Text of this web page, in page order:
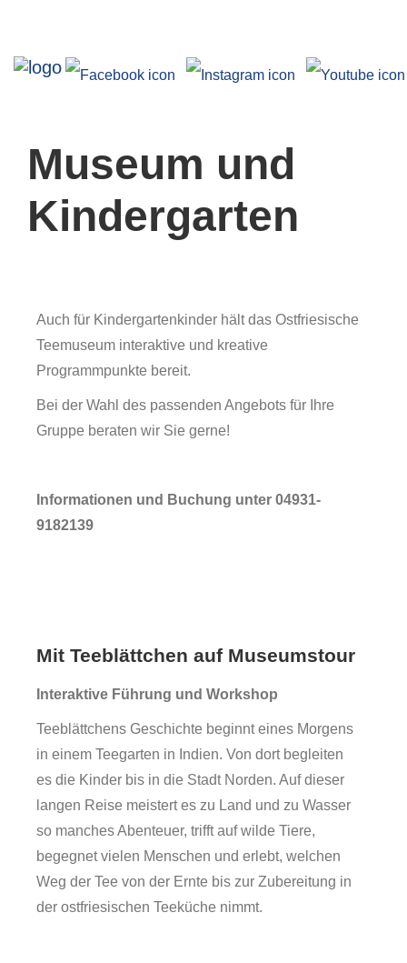
Forschung
Museum und
Kindergarten
Auch für Kindergartenkinder hält das Ostfriesische
Teemuseum interaktive und kreative
Programmpunkte bereit.
Bei der Wahl des passenden Angebots für Ihre
Gruppe beraten wir Sie gerne!
Informationen und Buchung unter 04931-
9182139
Mit Teeblättchen auf Museumstour
Interaktive Führung und Workshop
Teeblättchens Geschichte beginnt eines Morgens
in einem Teegarten in Indien. Von dort begleiten
es die Kinder bis in die Stadt Norden. Auf dieser
langen Reise meistert es zu Land und zu Wasser
so manches Abenteuer, trifft auf wilde Tiere,
begegnet vielen Menschen und erlebt, welchen
Weg der Tee von der Ernte bis zur Zubereitung in
der ostfriesischen Teeküche nimmt.